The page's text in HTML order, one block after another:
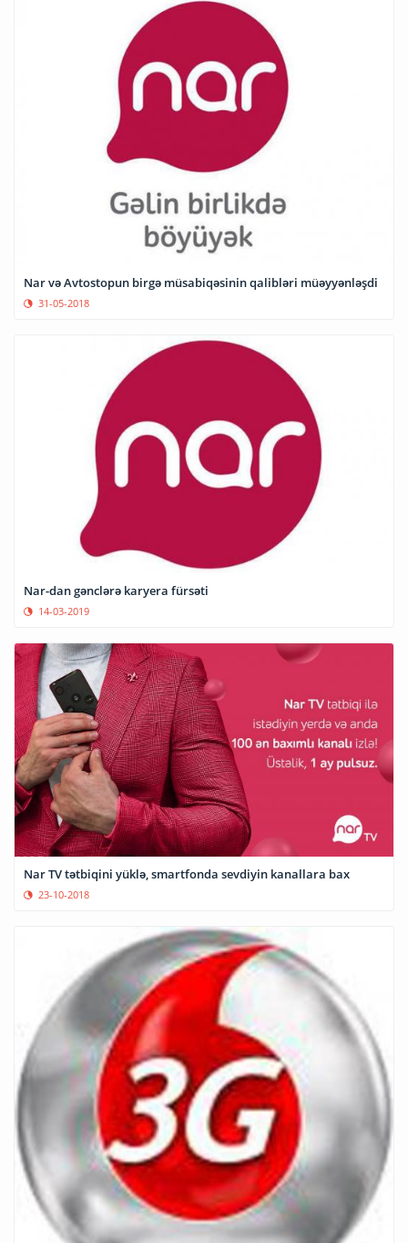
Nar və Avtostopun birgə müsabiqəsinin qalibləri müəyyənləşdi
31-05-2018
Nar-dan gənclərə karyera fürsəti
14-03-2019
Nar TV tətbiqini yüklə, smartfonda sevdiyin kanallara bax
23-10-2018